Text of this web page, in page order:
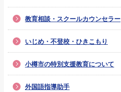
教育相談・スクールカウンセラー
いじめ・不登校・ひきこもり
小樽市の特別支援教育について
外国語指導助手